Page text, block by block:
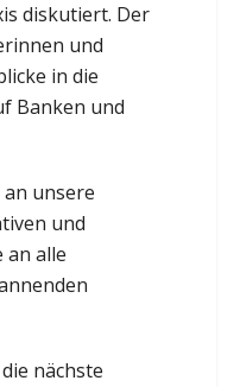
diskutiert. Der
und
in die
Banken und
unsere
und
an alle
nächste